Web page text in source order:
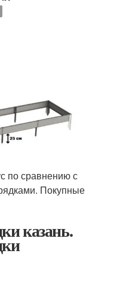
по сравнению с
Покупные
казань.